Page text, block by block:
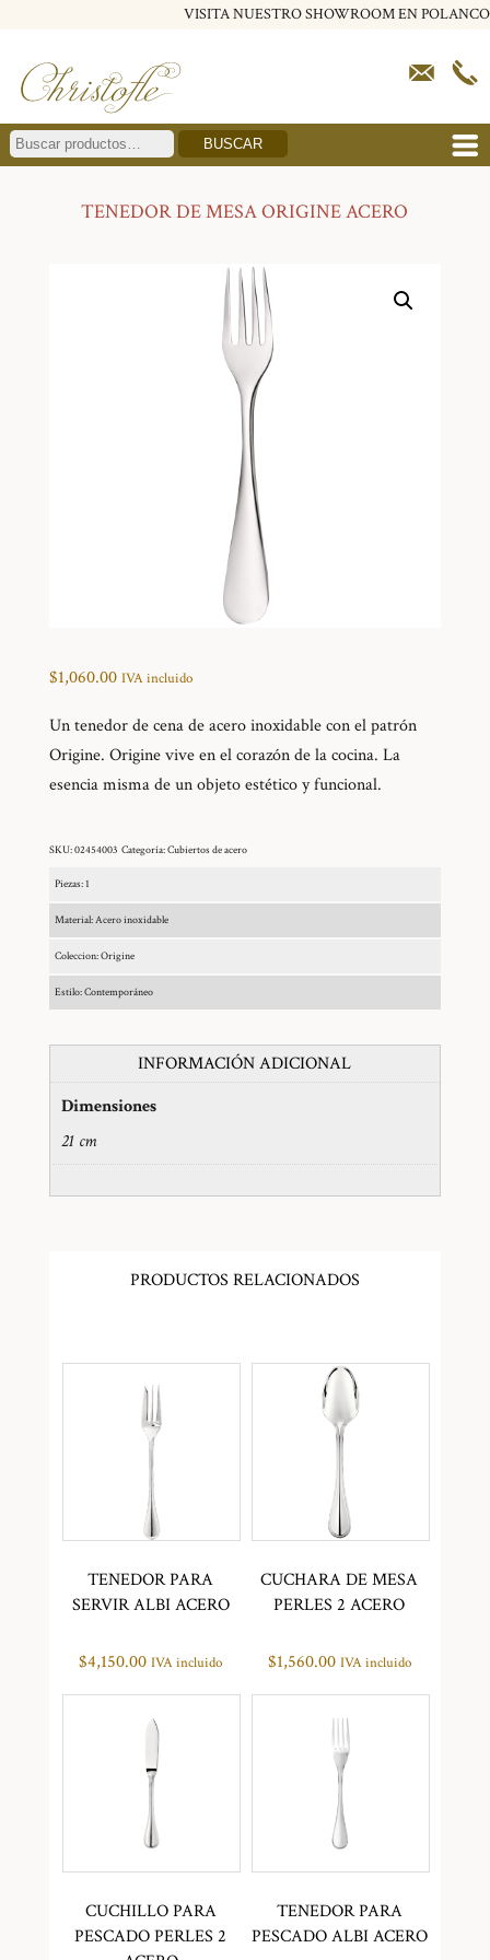
VISITA NUESTRO SHOWROOM EN POLANCO
BUSCAR
TENEDOR DE MESA ORIGINE ACERO
$1,060.00 IVA incluido
Un tenedor de cena de acero inoxidable con el patrón
Origine. Origine vive en el corazón de la cocina. La
esencia misma de un objeto estético y funcional.
SKU:02454003 Categoría:Cubiertos de acero
Piezas: 1
Material: Acero inoxidable
Coleccion: Origine
Estilo: Contemporáneo
INFORMACIÓN ADICIONAL
Dimensiones
21 cm
PRODUCTOS RELACIONADOS
TENEDOR PARA
SERVIR ALBI ACERO
$4,150.00 IVA incluido
CUCHARA DE MESA
PERLES 2 ACERO
$1,560.00 IVA incluido
CUCHILLO PARA
PESCADO PERLES 2
TENEDOR PARA
PESCADO ALBI ACERO